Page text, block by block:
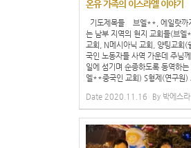
온유 가족의 이스라엘 이야기
기도제목들 브엘**, 에일랏까
는 남부 지역의 현지 교회들(브
교회, N메시아닉 교회, 양팅교회(
국인 노동자들 사역 가운데 주님
일에 섬기며 순종하도록 동역하
엘**중국인 교회) S형제(연구원)
Date 2020.11.16 By 박에스라